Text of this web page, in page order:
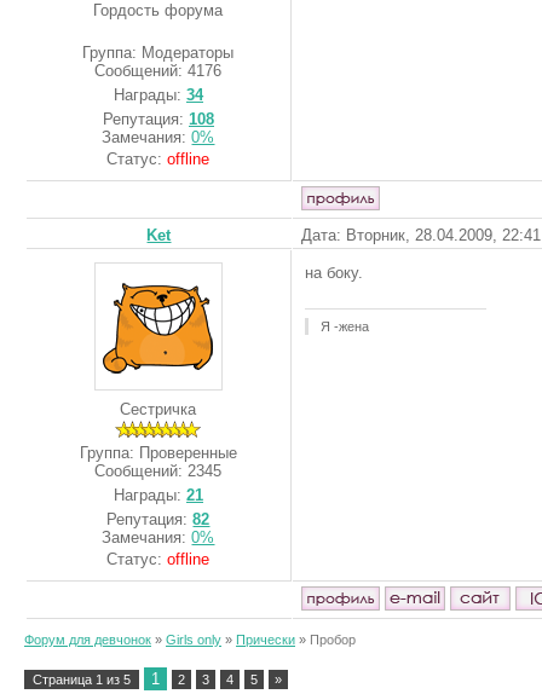
Гордость форума
Группа: Модераторы
Сообщений:4176
Награды: 34
Репутация: 108
Замечания:0%
Статус:offline
Ket Дата: Вторник, 28.04.2009,
Сестричка
Группа: Проверенные
Сообщений: 2345
Награды: 21
Репутация:82
Замечания:0%
Статус:offline
на боку.
Я -жена
Форум для девчонок » Girls only » Прически » Пробор
Страница 1 из 5 1 2 3 4 5 »